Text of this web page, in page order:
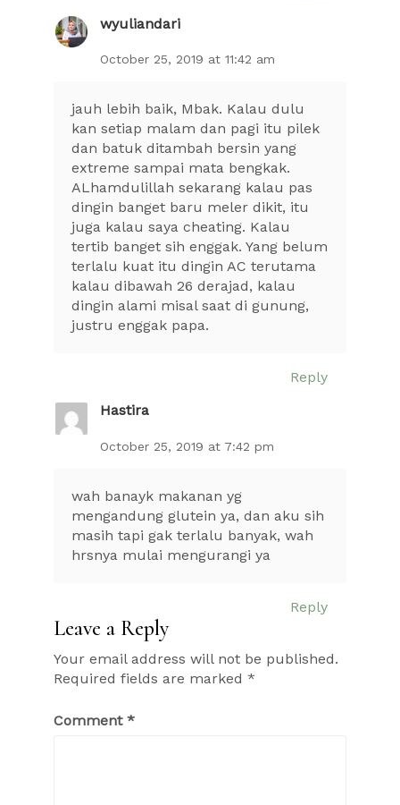
wyuliandari
October 25, 2019 at 11:42 am
jauh lebih baik, Mbak. Kalau dulu
kan setiap malam dan pagi itu pilek
dan batuk ditambah bersin yang
extreme sampai mata bengkak.
ALhamdulillah sekarang kalau pas
dingin banget baru meler dikit, itu
juga kalau saya cheating. Kalau
tertib banget sih enggak. Yang belum
terlalu kuat itu dingin AC terutama
kalau dibawah 26 derajad, kalau
dingin alami misal saat di gunung,
justru enggak papa.
Reply
Hastira
October 25, 2019 at 7:42 pm
wah banayk makanan yg
mengandung glutein ya, dan aku sih
masih tapi gak terlalu banyak, wah
hrsnya mulai mengurangi ya
Reply
Leave a Reply
Your email address will not be published.
Required fields are marked *
Comment *